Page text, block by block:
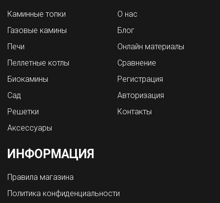
Каминные топки
Газовые камины
Печи
Пеллетные котлы
Биокамины
Сад
Решетки
Аксессуары
О нас
Блог
Онлайн материалы
Сравнение
Регистрация
Авторизация
Контакты
ИНФОРМАЦИЯ
Правила магазина
Политика конфиденциальности